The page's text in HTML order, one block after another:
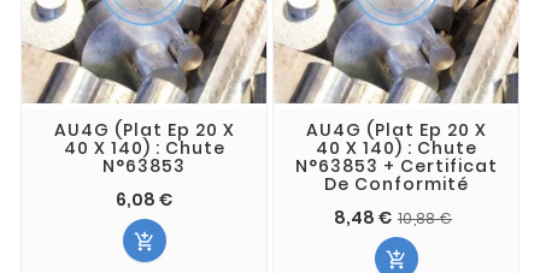
AU4G (Plat Ep 20 X
40 X 140) : Chute
N°63853
6,08 €

AU4G (Plat Ep 20 X
40 X 140) : Chute
N°63853 + Certificat
De Conformité
8,48 € 10,88 €
